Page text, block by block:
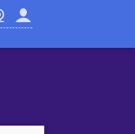
Mein harmony